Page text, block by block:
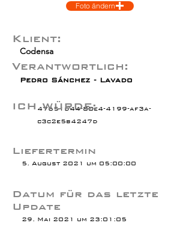
Foto ändern
Codensa
Klient:
Verantwortlich:
Pedro Sánchez - Lavado
47651d44-80e4-4199-af3a-
c3c2e5b4247d
ICH WÜRDE:
Liefertermin
5. August 2021 um 05:00:00
Datum für das letzte
Update
29. Mai 2021 um 23:01:05